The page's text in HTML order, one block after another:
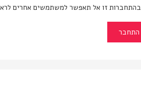
בהתחברות זו אל תאפשר למשתמשים אחרים